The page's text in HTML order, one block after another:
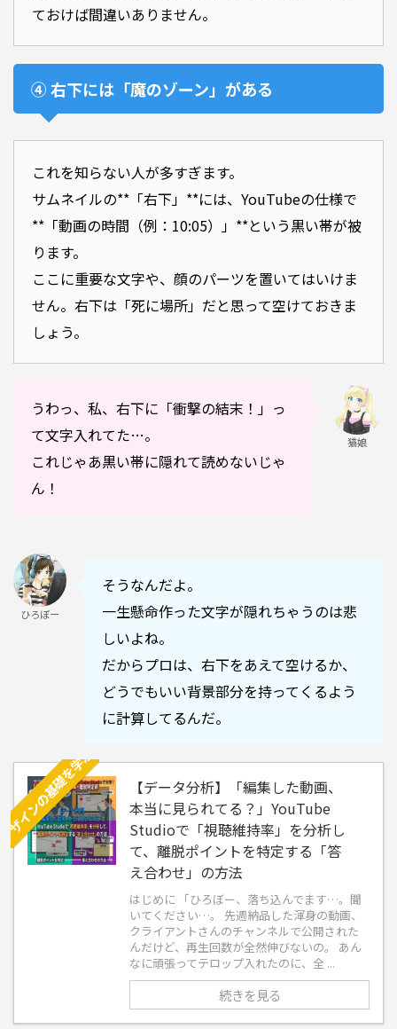
ておけば間違いありません。
④ 右下には「魔のゾーン」がある
これを知らない人が多すぎます。
サムネイルの**「右下」**には、YouTubeの仕様で
**「動画の時間（例：10:05）」**という黒い帯が被
ります。
ここに重要な文字や、顔のパーツを置いてはいけま
せん。右下は「死に場所」だと思って空けておきま
しょう。
うわっ、私、右下に「衝撃の結末！」っ
て文字入れてた…。
これじゃあ黒い帯に隠れて読めないじゃ
ん！
猫娘
ひろぼー
そうなんだよ。
一生懸命作った文字が隠れちゃうのは悲
しいよね。
だからプロは、右下をあえて空けるか、
どうでもいい背景部分を持ってくるよう
に計算してるんだ。
ンの基礎を学ぶ
【データ分析】「編集した動画、
本当に見られてる？」YouTube
Studioで「視聴維持率」を分析し
て、離脱ポイントを特定する「答
え合わせ」の方法
はじめに 「ひろぼー、落ち込んでます…。聞
いてください…。 先週納品した渾身の動画、
クライアントさんのチャンネルで公開された
んだけど、再生回数が全然伸びないの。 あん
なに頑張ってテロップ入れたのに、全 ...
続きを見る